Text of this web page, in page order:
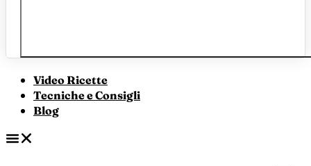
Video Ricette
Tecniche e Consigli
Blog